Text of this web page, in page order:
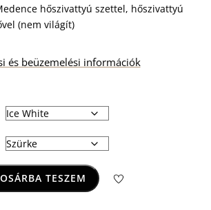
hőszivattyú szettel, hőszivattyú
(nem világít)
és beüzemelési információk
TESZEM